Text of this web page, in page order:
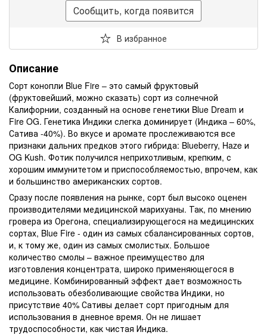
Сообщить, когда появится
В избранное
Описание
Сорт конопли Blue Fire – это самый фруктовый
(фруктовейший, можно сказать) сорт из солнечной
Калифорнии, созданный на основе генетики Blue Dream и
Fire OG. Генетика Индики слегка доминирует (Индика – 60%,
Сатива -40%). Во вкусе и аромате прослеживаются все
признаки дальних предков этого гибрида: Blueberry, Haze и
OG Kush. Фотик получился неприхотливым, крепким, с
хорошим иммунитетом и приспособляемостью, впрочем, как
и большинство американских сортов.
Сразу после появления на рынке, сорт был высоко оценен
производителями медицинской марихуаны. Так, по мнению
гровера из Орегона, специализирующегося на медицинских
сортах, Blue Fire - один из самых сбалансированных сортов,
и, к тому же, один из самых смолистых. Большое
количество смолы – важное преимущество для
изготовления концентрата, широко применяющегося в
медицине. Комбинированный эффект дает возможность
использовать обезболивающие свойства Индики, но
присутствие 40% Сативы делает сорт пригодным для
использования в дневное время. Он не лишает
трудоспособности, как чистая Индика.